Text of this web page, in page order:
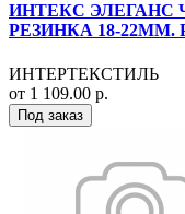
ИНТЕКС ЭЛЕГАНС
РЕЗИНКА 18-22ММ.
ИНТЕРТЕКСТИЛЬ
от 1 109.00 р.
Под заказ